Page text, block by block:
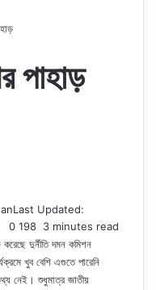
পাহাড়
Last Updated:
0 198 3 minutes read
দুর্নীতি দমন কমিশন
খুব বেশি এগুতে পারেনি
তথ্য নেই। শুধুমাত্র জাতীয়